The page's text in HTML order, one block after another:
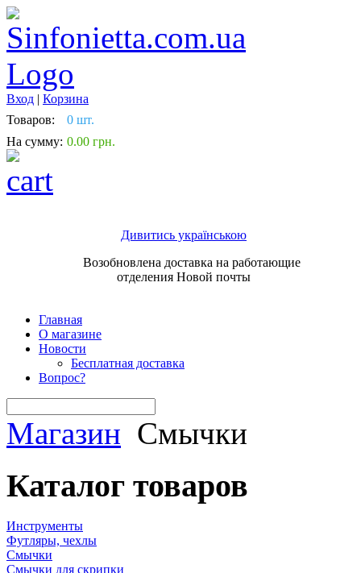
Вход | Корзина
Товаров:
0 шт.
На сумму: 0.00 грн.
Дивитись українською
Возобновлена доставка на работающие
отделения Новой почты
Главная
О магазине
Новости
Бесплатная доставка
Вопрос?
Магазин Смычки
Каталог товаров
Инструменты
Футляры, чехлы
Смычки
Смычки для скрипки